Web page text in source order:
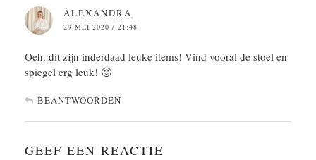
ALEXANDRA
29 MEI 2020 / 21:48
Oeh, dit zijn inderdaad leuke items! Vind vooral de stoel en
spiegel erg leuk! 🙂
BEANTWOORDEN
GEEF EEN REACTIE